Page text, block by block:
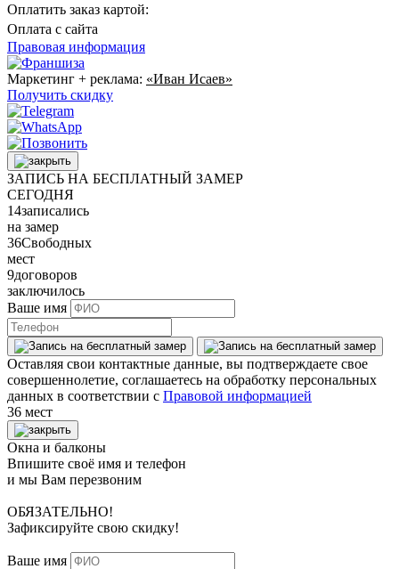
Оплатить заказ картой:
Оплата с сайта
Правовая информация
Маркетинг + реклама: «Иван Исаев»
Получить скидку
ЗАПИСЬ НА БЕСПЛАТНЫЙ ЗАМЕР
СЕГОДНЯ
14записались
на замер
36Свободных
мест
9договоров
заключилось
Ваше имя
Оставляя свои контактные данные, вы подтверждаете свое
совершеннолетие, соглашаетесь на обработку персональных
данных в соответствии с Правовой информацией
36 мест
Окна и балконы
Впишите своё имя и телефон
и мы Вам перезвоним
ОБЯЗАТЕЛЬНО!
Зафиксируйте свою скидку!
Ваше имя